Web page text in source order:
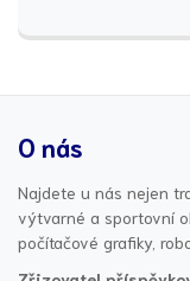
O nás
Najdete u nás nejen
výtvarné a sportovní
počítačové grafiky,